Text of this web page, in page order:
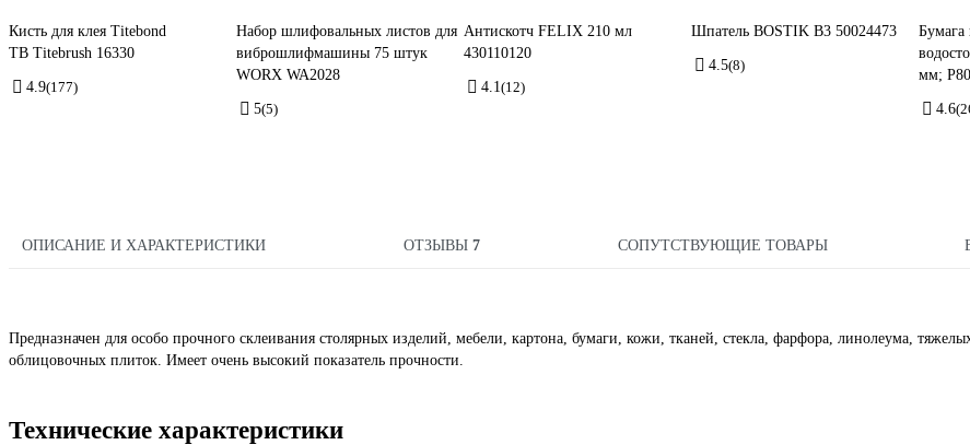
Кисть для клея Titebond
TB Titebrush 16330
4.9(177)
Набор шлифовальных листов для
виброшлифмашины 75 штук
WORX WA2028
5(5)
Антискотч FELIX 210 мл
430110120
4.1(12)
Шпатель BOSTIK В3 50024473
4.5(8)
Бумага
мм;
4.6
ОПИСАНИЕ И ХАРАКТЕРИСТИКИ ОТЗЫВЫ 7 СОПУТСТВУЮЩИЕ ТОВАРЫ
Предназначен для особо прочного склеивания столярных изделий, мебели, картона, бумаги, кожи, тканей, стекла, фарфора, линолеума,
облицовочных плиток. Имеет очень высокий показатель прочности.
Технические характеристики